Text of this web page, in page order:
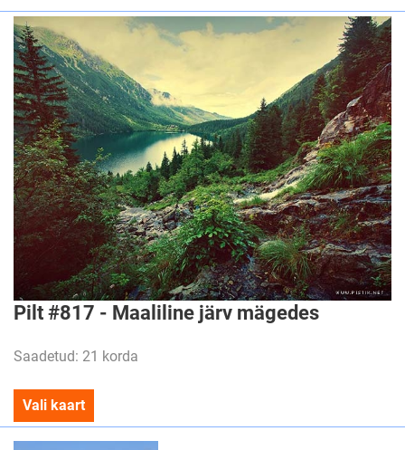
Pilt #817 - Maaliline järv mägedes
Saadetud: 21 korda
Vali kaart